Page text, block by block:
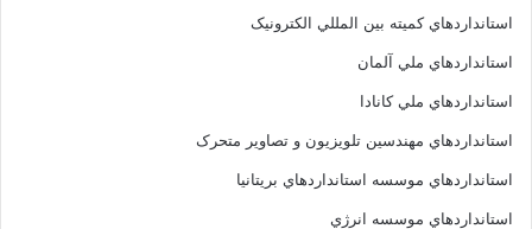
استانداردهاي کميته بين المللي الکترونيک
استانداردهاي ملي آلمان
استانداردهاي ملي کانادا
استانداردهاي مهندسين تلويزيون و تصاوير متحرک
استانداردهاي موسسه استانداردهاي بريتانيا
استانداردهاي موسسه انرژي